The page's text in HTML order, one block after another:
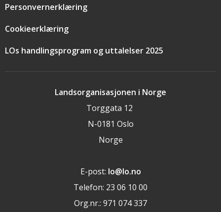
Landsorganisasjonen i Norge
Torggata 12
N-0181 Oslo
Norge
E-post: lo@lo.no
Telefon: 23 06 10 00
Org.nr.: 971 074 337
Personvernerklæring
Cookieerklæring
LOs handlingsprogram og uttalelser 2025